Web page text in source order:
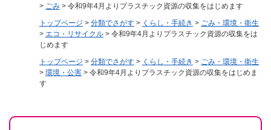
> ごみ > 令和9年4月よりプラスチック資源の収集をはじめます
トップページ > 分類でさがす > くらし・手続き > ごみ・環境・衛生
> エコ・リサイクル > 令和9年4月よりプラスチック資源の収集をは
じめます
トップページ > 分類でさがす > くらし・手続き > ごみ・環境・衛生
> 環境・公害 > 令和9年4月よりプラスチック資源の収集をはじめま
す
本